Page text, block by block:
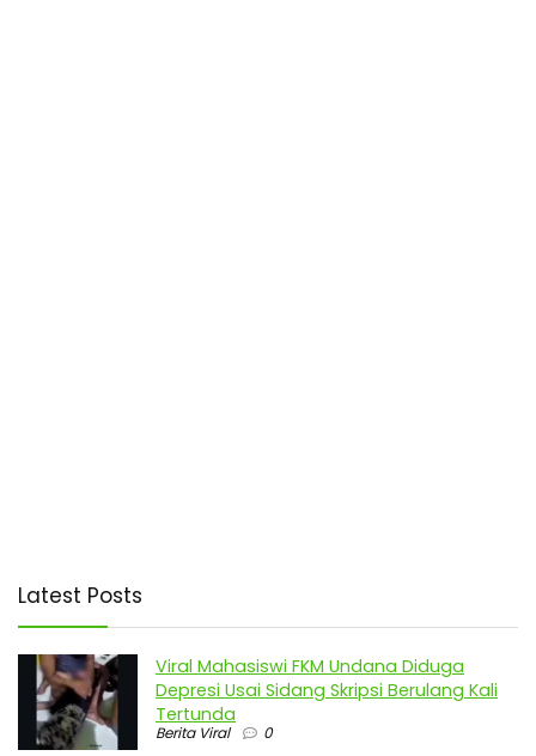
Latest Posts
Viral Mahasiswi FKM Undana Diduga
Depresi Usai Sidang Skripsi Berulang Kali
Tertunda
Berita Viral 0